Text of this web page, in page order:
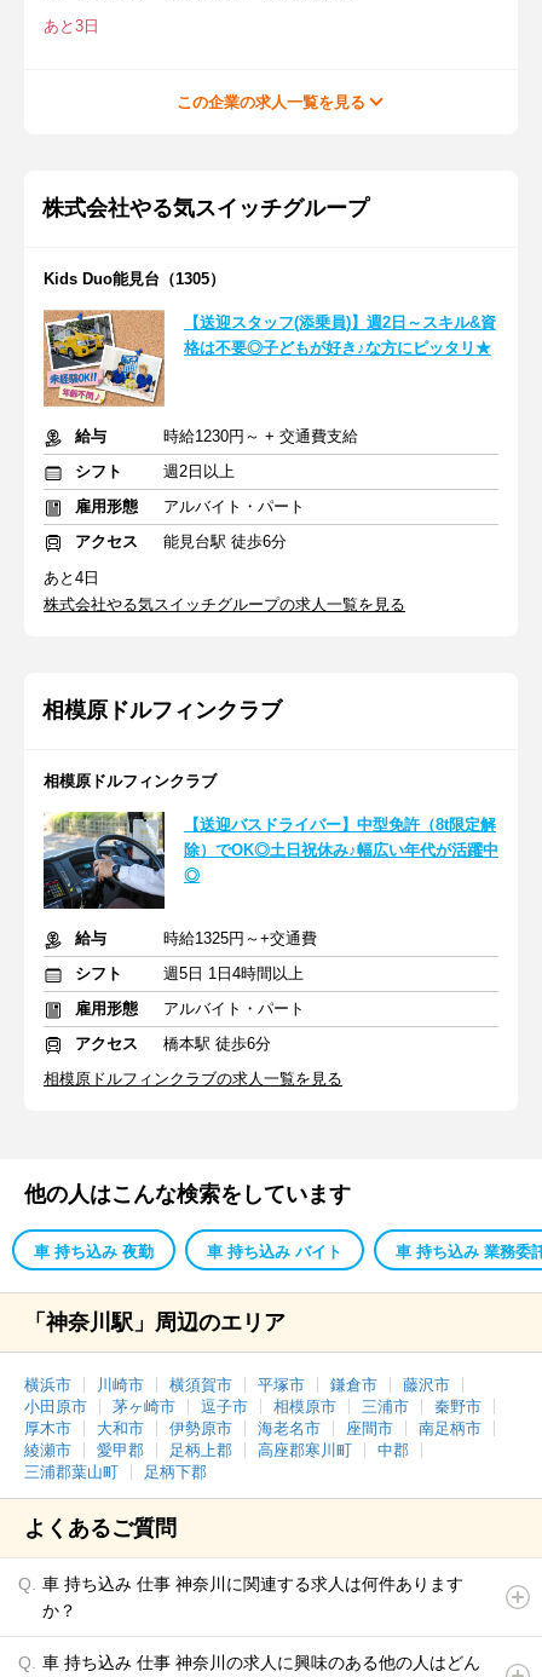
あと3日
この企業の求人一覧を見る
株式会社やる気スイッチグループ
Kids Duo能見台（1305）
【送迎スタッフ(添乗員)】週2日～スキル&資
格は不要◎子どもが好き♪な方にピッタリ★
給与
時給1230円～ + 交通費支給
シフト
週2日以上
雇用形態
アルバイト・パート
アクセス
能見台駅 徒歩6分
あと4日
株式会社やる気スイッチグループの求人一覧を見る
相模原ドルフィンクラブ
相模原ドルフィンクラブ
【送迎バスドライバー】中型免許（8t限定解
除）でOK◎土日祝休み♪幅広い年代が活躍中
◎
給与
時給1325円～+交通費
シフト
週5日 1日4時間以上
雇用形態
アルバイト・パート
アクセス
橋本駅 徒歩6分
相模原ドルフィンクラブの求人一覧を見る
他の人はこんな検索をしています
車 持ち込み 夜勤 車 持ち込み バイト 車 持ち込み 業務委
「神奈川駅」周辺のエリア
横浜市 川崎市 横須賀市 平塚市 鎌倉市
藤沢市
小田原市
茅ヶ崎市 逗子市 相模原市 三浦市
秦野市
厚木市
大和市 伊勢原市 海老名市 座間市
南足柄市
綾瀬市
愛甲郡 足柄上郡 高座郡寒川町
中郡
三浦郡葉山町
足柄下郡
よくあるご質問
車 持ち込み 仕事 神奈川に関連する求人は何件あります
か？
車 持ち込み 仕事 神奈川の求人に興味のある他の人はどん